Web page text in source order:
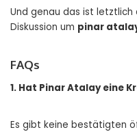
Und genau das ist
Diskussion um pinar
FAQs
1. Hat Pinar Atalay eine
Es gibt keine bestätigten